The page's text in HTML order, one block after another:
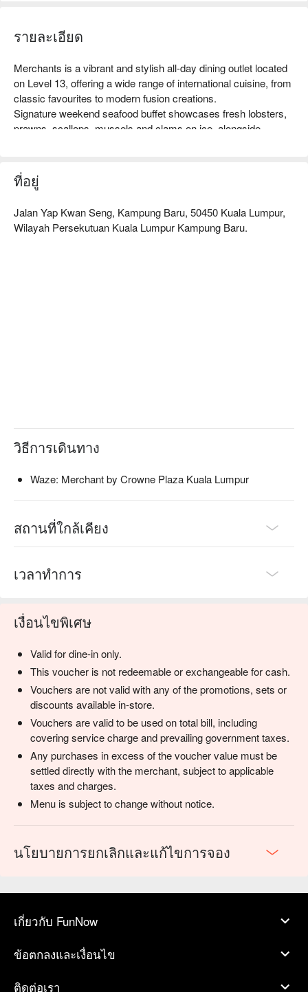
รายละเอียด
Merchants is a vibrant and stylish all-day dining outlet located
on Level 13, offering a wide range of international cuisine, from
classic favourites to modern fusion creations.
Signature weekend seafood buffet showcases fresh lobsters,
prawns, scallops, mussels and clams on ice, alongside
deep-fry, and artisanal desserts.
ที่อยู่
Jalan Yap Kwan Seng, Kampung Baru, 50450 Kuala Lumpur,
Wilayah Persekutuan Kuala Lumpur Kampung Baru.
วิธีการเดินทาง
Waze: Merchant by Crowne Plaza Kuala Lumpur
สถานที่ใกล้เคียง
เวลาทำการ
เงื่อนไขพิเศษ
Valid for dine-in only.
This voucher is not redeemable or exchangeable for cash.
Vouchers are not valid with any of the promotions, sets or
discounts available in-store.
Vouchers are valid to be used on total bill, including
covering service charge and prevailing government taxes.
Any purchases in excess of the voucher value must be
settled directly with the merchant, subject to applicable
taxes and charges.
Menu is subject to change without notice.
นโยบายการยกเลิกและแก้ไขการจอง
เกี่ยวกับ FunNow
ข้อตกลงและเงื่อนไข
ติดต่อเรา